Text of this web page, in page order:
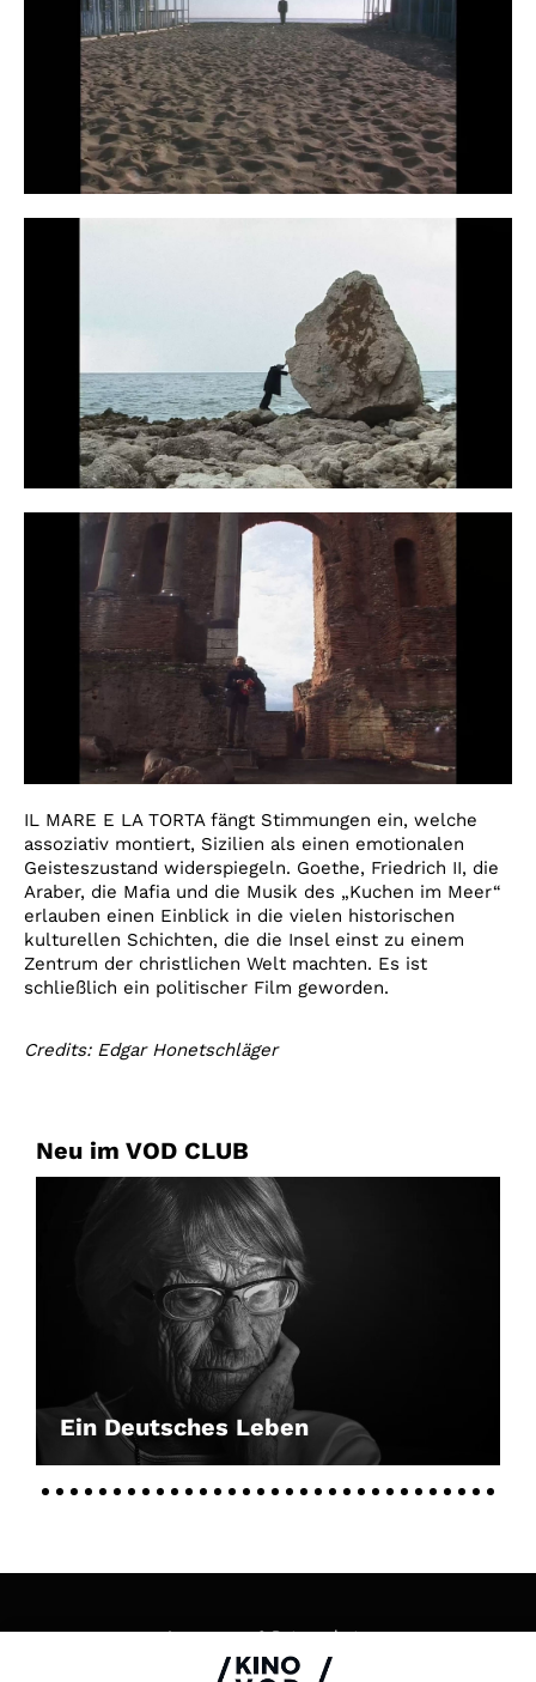
IL MARE E LA TORTA fängt Stimmungen ein, welche
assoziativ montiert, Sizilien als einen emotionalen
Geisteszustand widerspiegeln. Goethe, Friedrich II, die
Araber, die Mafia und die Musik des „Kuchen im Meer“
erlauben einen Einblick in die vielen historischen
kulturellen Schichten, die die Insel einst zu einem
Zentrum der christlichen Welt machten. Es ist
schließlich ein politischer Film geworden.
Credits: Edgar Honetschläger
Neu im VOD CLUB
Ein Deutsches Leben
Impressum & Datenschutz
AGB